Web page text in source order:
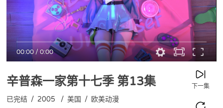
00:00/0:00
辛普森一家第十七季第13集 下一集
已完结 / 2005 / 美国 / 欧美动漫